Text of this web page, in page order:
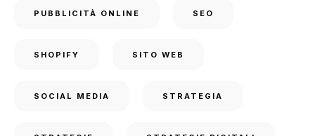
PUBBLICITÀ ONLINE SEO
SHOPIFY SITO WEB
SOCIAL MEDIA STRATEGIA